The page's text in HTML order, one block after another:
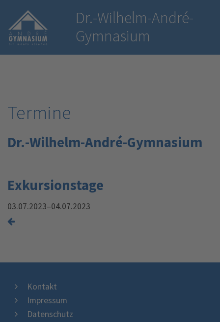
Dr.-Wilhelm-André-
Gymnasium
Termine
Dr.-Wilhelm-André-Gymnasium
Exkursionstage
03.07.2023–04.07.2023
Kontakt
Impressum
Datenschutz